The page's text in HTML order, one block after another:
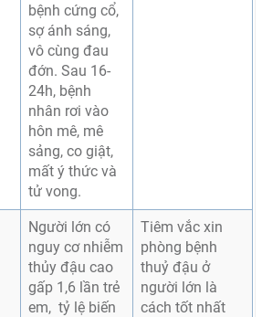
bệnh cứng cổ,
sợ ánh sáng,
vô cùng đau
đớn. Sau 16-
24h, bệnh
nhân rơi vào
hôn mê, mê
sảng, co giật,
mất ý thức và
tử vong.
Người lớn có
nguy cơ nhiễm
thủy đậu cao
gấp 1,6 lần trẻ
em, tỷ lệ biến
Tiêm vắc xin
phòng bệnh
thuỷ đậu ở
người lớn là
cách tốt nhất